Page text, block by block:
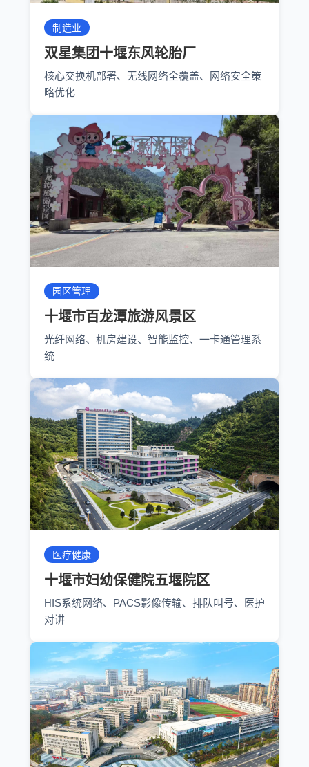
制造业
双星集团十堰东风轮胎厂
核心交换机部署、无线网络全覆盖、网络安全策
略优化
园区管理
十堰市百龙潭旅游风景区
光纤网络、机房建设、智能监控、一卡通管理系
统
医疗健康
十堰市妇幼保健院五堰院区
HIS系统网络、PACS影像传输、排队叫号、医护
对讲